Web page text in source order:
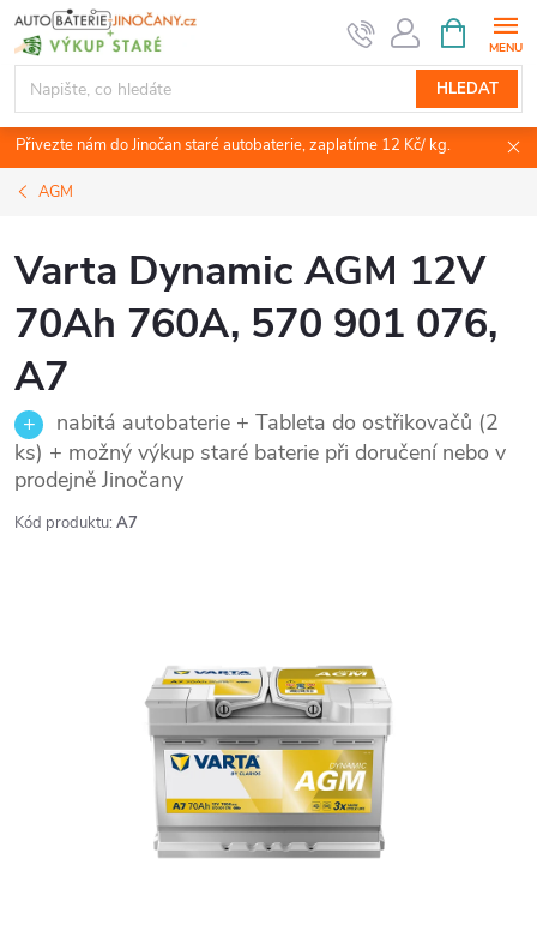
Přejít
na
obsah
HLEDAT
NÁKUPNÍ
KOŠÍK
Přivezte nám do Jinočan staré autobaterie, zaplatíme 12 Kč/ kg.
AGM
Varta Dynamic AGM 12V
70Ah 760A, 570 901 076,
A7
nabitá autobaterie + Tableta do ostřikovačů (2
ks) + možný výkup staré baterie při doručení nebo v
prodejně Jinočany
Kód produktu: A7